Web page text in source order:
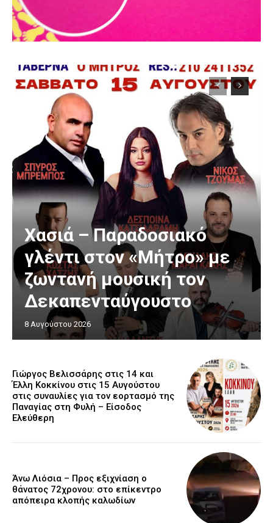
Χασιά – Παραδοσιακό
γλέντι στον «Μήτρο» με
ζωντανή μουσική τον
Δεκαπενταύγουστο
8 Αυγούστου 2026
Γιώργος Βελισσάρης στις 14 και
Έλλη Κοκκίνου στις 15 Αυγούστου
στις συναυλίες για τον εορτασμό της
Παναγίας στη Φυλή – Είσοδος
Ελεύθερη
Άνω Λιόσια – Προς εξιχνίαση ο
θάνατος 72χρονου: στο επίκεντρο
απόπειρα κλοπής καλωδίων